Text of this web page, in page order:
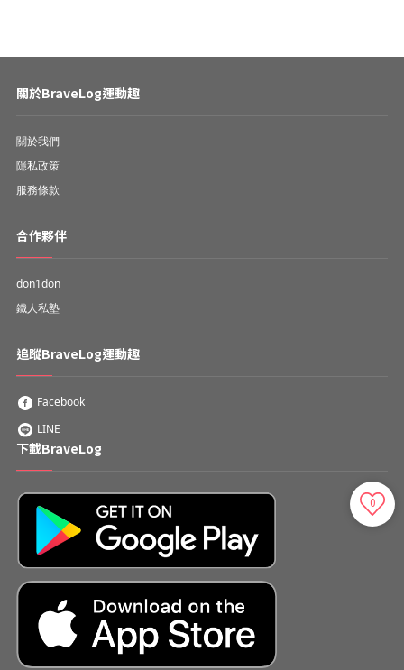
0
關於BraveLog運動趣
關於我們
隱私政策
服務條款
合作夥伴
don1don
鐵人私塾
追蹤BraveLog運動趣
Facebook
LINE
下載BraveLog